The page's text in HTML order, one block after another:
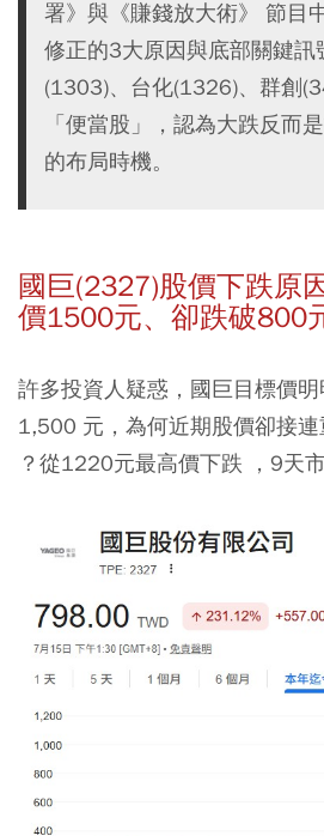
署》與《賺錢放大術》 節目
修正的3大原因與底部關鍵訊
(1303)、台化(1326)、群創
「便當股」，認為大跌反而
的布局時機。
國巨(2327)股價下跌原
價1500元、卻跌破800
許多投資人疑惑，國巨目標價
1,500 元，為何近期股價卻接
？從1220元最高價下跌 ，9天